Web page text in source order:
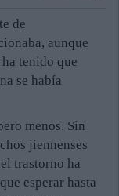
de
aunque
tenido que
se había
menos. Sin
jiennenses
trastorno ha
esperar hasta